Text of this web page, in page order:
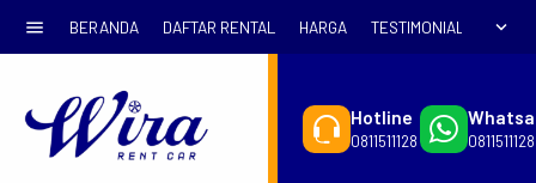
menu BERANDA DAFTAR RENTAL HARGA TESTIMONIAL expand_more
Hotline
0811511128 0811511128